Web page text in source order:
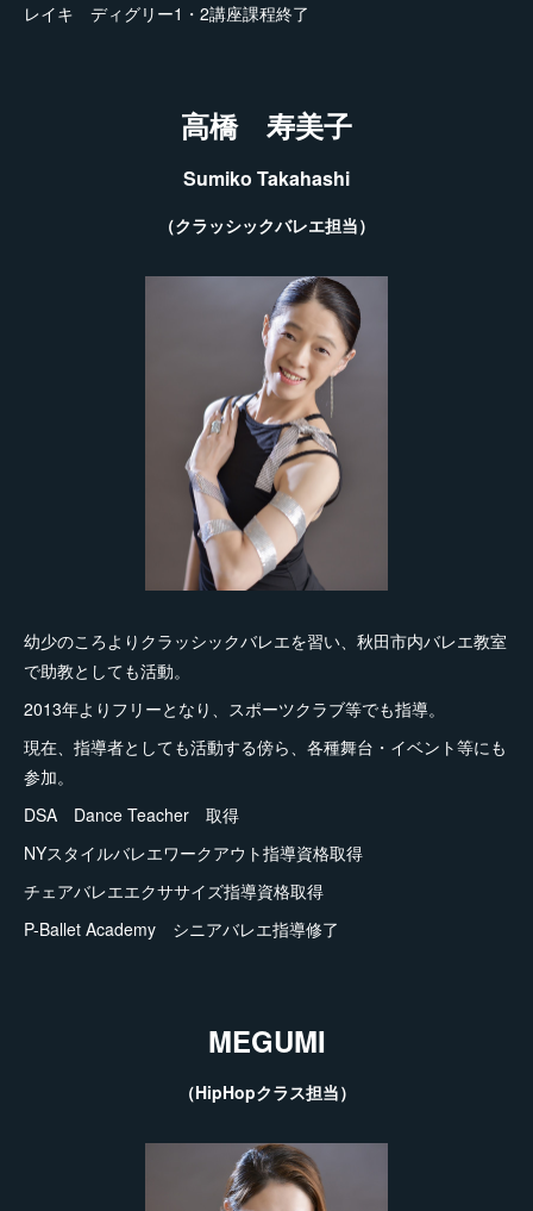
レイキ ディグリー1・2講座課程終了
高橋 寿美子
Sumiko Takahashi
（クラッシックバレエ担当）
幼少のころよりクラッシックバレエを習い、秋田市内バレエ教室
で助教としても活動。
2013年よりフリーとなり、スポーツクラブ等でも指導。
現在、指導者としても活動する傍ら、各種舞台・イベント等にも
参加。
DSA Dance Teacher 取得
NYスタイルバレエワークアウト指導資格取得
チェアバレエエクササイズ指導資格取得
P-Ballet Academy シニアバレエ指導修了
MEGUMI
（HipHopクラス担当）